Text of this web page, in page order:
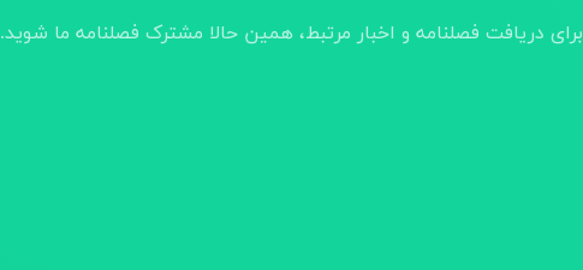
برای دریافت فصلنامه و اخبار مرتبط، همین حالا مشترک فصلنامه ما شوید.